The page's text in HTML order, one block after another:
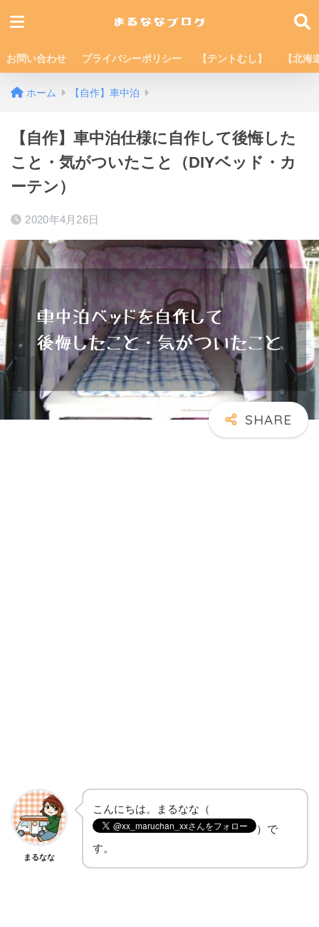
お問い合わせ プライバシーポリシー 【テントむし】 【北海
ホーム 【自作】車中泊
【自作】車中泊仕様に自作して後悔した
こと・気がついたこと（DIYベッド・カ
ーテン）
2020年4月26日
まるなな
こんにちは。まるなな（
）で
す。